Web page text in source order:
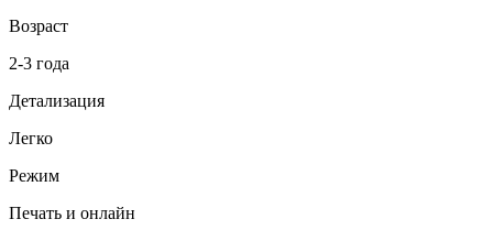
Возраст
2-3 года
Детализация
Легко
Режим
Печать и онлайн